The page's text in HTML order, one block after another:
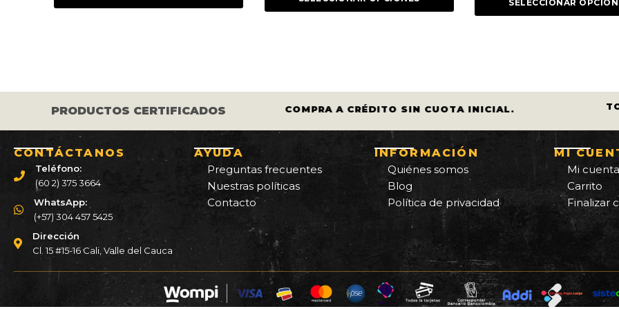
SELECCIONAR OPCIONES
PRODUCTOS CERTIFICADOS
LOS CASCOS Y LLANTAS ESTÁN
COMPRA A CRÉDITO SIN CUOTA INICIAL.
CONTÁCTANOS
Teléfono:
(60 2) 375 3664
WhatsApp:
(+57) 304 457 5425
Dirección
Cl. 15 #15-16 Cali, Valle del Cauca
AYUDA
Preguntas frecuentes
Nuestras políticas
Contacto
INFORMACIÓN
Quiénes somos
Blog
Política de privacidad
MI
Mi cuenta
Carrito
Finalizar